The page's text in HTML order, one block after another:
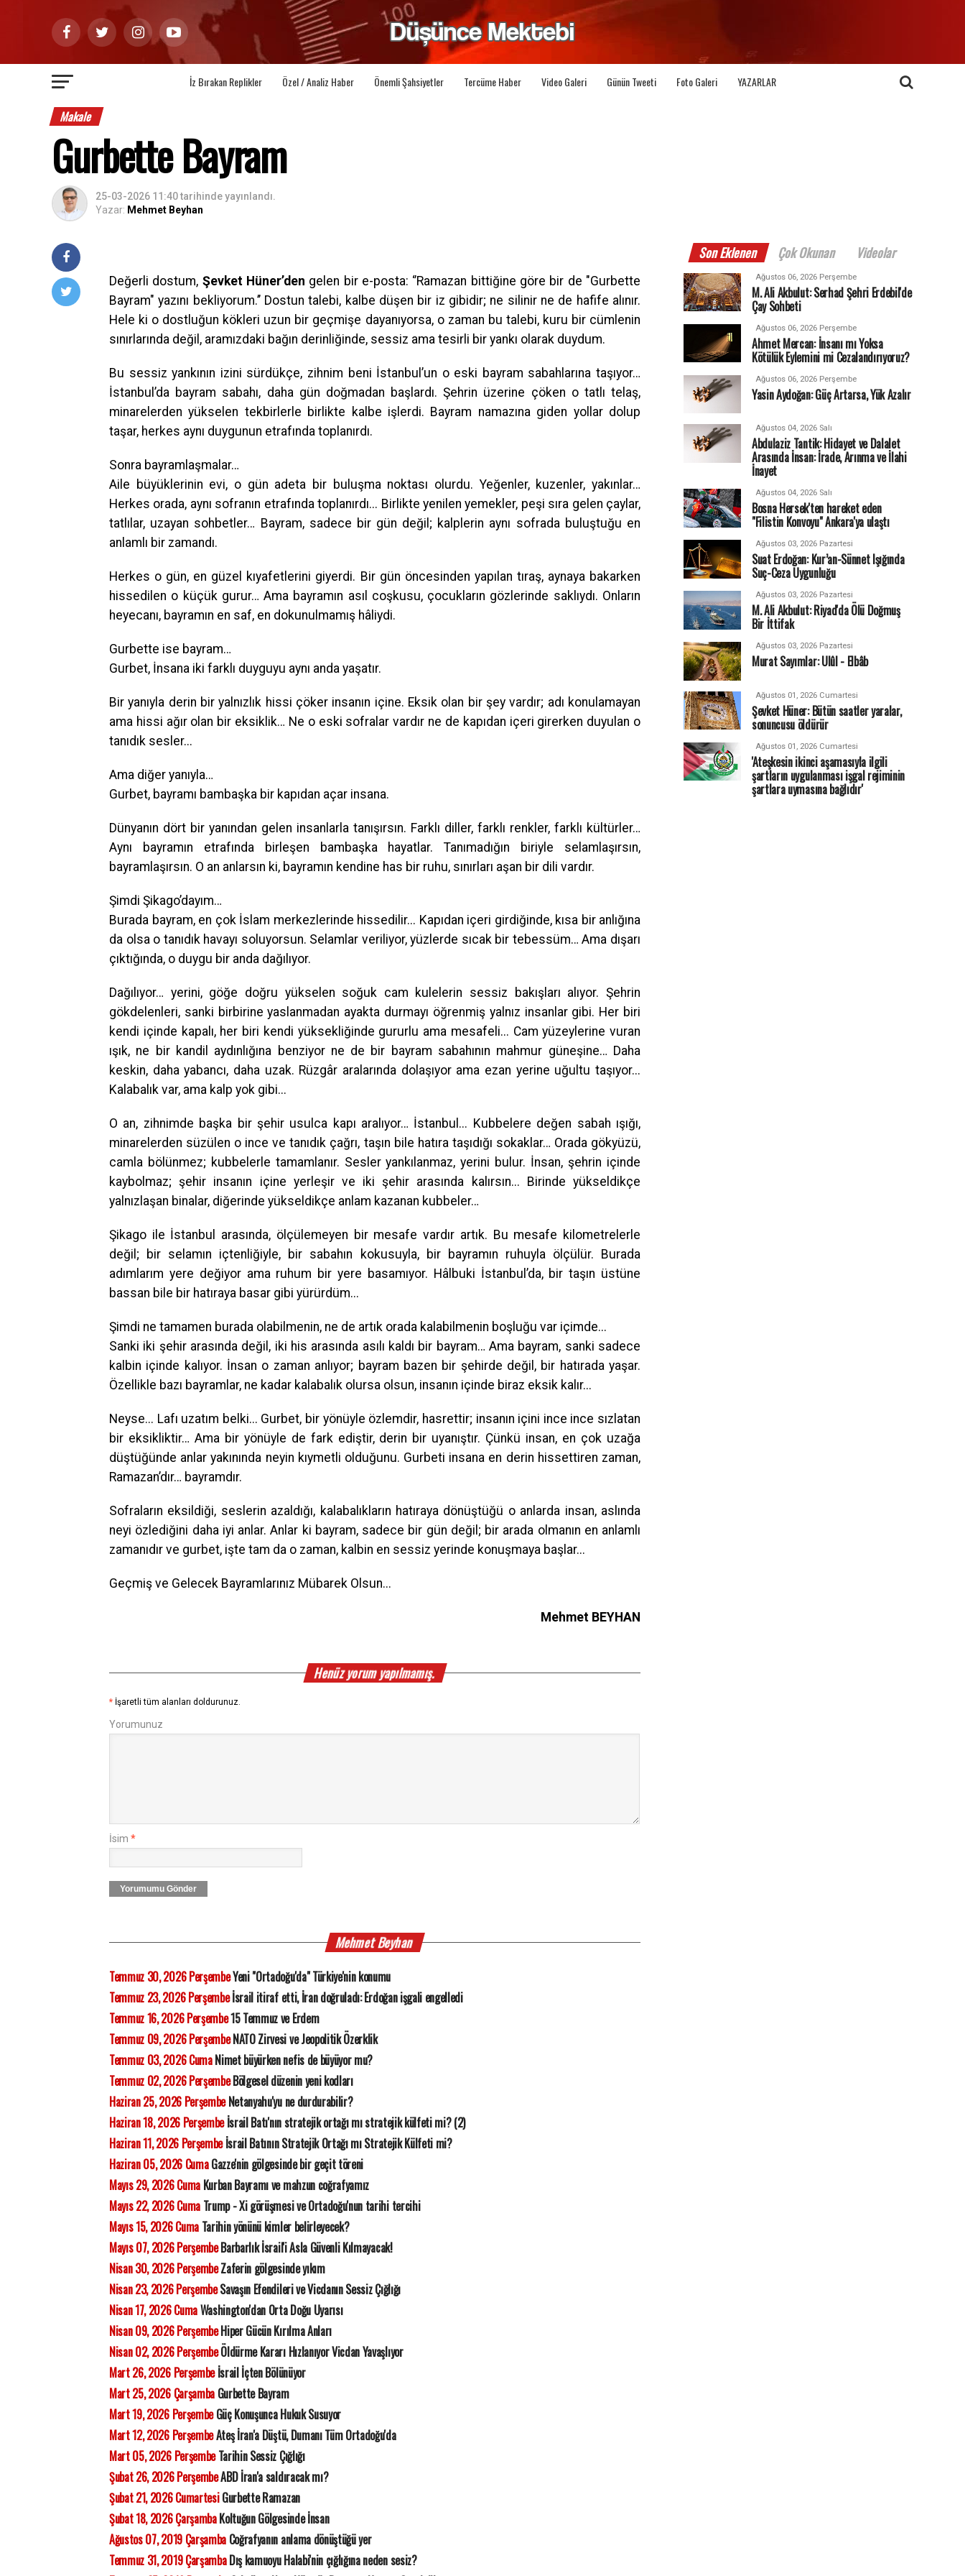
İz Bırakan Replikler Özel / Analiz Haber Önemli Şahsiyetler Tercüme Haber Video Galeri Günün Tweeti Foto Galeri YAZARLAR
Makale
Gurbette Bayram
25-03-2026 11:40tarihinde yayınlandı.
Yazar: Mehmet Beyhan
Değerli dostum, Şevket Hüner’den gelen bir e-posta: ‘’Ramazan bittiğine göre bir de "Gurbette
Bayram" yazını bekliyorum.’’ Dostun talebi, kalbe düşen bir iz gibidir; ne silinir ne de hafife alınır.
Hele ki o dostluğun kökleri uzun bir geçmişe dayanıyorsa, o zaman bu talebi, kuru bir cümlenin
sınırlarında değil, aramızdaki bağın derinliğinde, sessiz ama tesirli bir yankı olarak duydum.
Bu sessiz yankının izini sürdükçe, zihnim beni İstanbul’un o eski bayram sabahlarına taşıyor…
İstanbul’da bayram sabahı, daha gün doğmadan başlardı. Şehrin üzerine çöken o tatlı telaş,
minarelerden yükselen tekbirlerle birlikte kalbe işlerdi. Bayram namazına giden yollar dolup
taşar, herkes aynı duygunun etrafında toplanırdı.
Sonra bayramlaşmalar…
Aile büyüklerinin evi, o gün adeta bir buluşma noktası olurdu. Yeğenler, kuzenler, yakınlar…
Herkes orada, aynı sofranın etrafında toplanırdı... Birlikte yenilen yemekler, peşi sıra gelen çaylar,
tatlılar, uzayan sohbetler… Bayram, sadece bir gün değil; kalplerin aynı sofrada buluştuğu en
anlamlı bir zamandı.
Herkes o gün, en güzel kıyafetlerini giyerdi. Bir gün öncesinden yapılan tıraş, aynaya bakarken
hissedilen o küçük gurur… Ama bayramın asıl coşkusu, çocukların gözlerinde saklıydı. Onların
heyecanı, bayramın en saf, en dokunulmamış hâliydi.
Gurbette ise bayram…
Gurbet, İnsana iki farklı duyguyu aynı anda yaşatır.
Bir yanıyla derin bir yalnızlık hissi çöker insanın içine. Eksik olan bir şey vardır; adı konulamayan
ama hissi ağır olan bir eksiklik… Ne o eski sofralar vardır ne de kapıdan içeri girerken duyulan o
tanıdık sesler...
Ama diğer yanıyla…
Gurbet, bayramı bambaşka bir kapıdan açar insana.
Dünyanın dört bir yanından gelen insanlarla tanışırsın. Farklı diller, farklı renkler, farklı kültürler…
Aynı bayramın etrafında birleşen bambaşka hayatlar. Tanımadığın biriyle selamlaşırsın,
bayramlaşırsın. O an anlarsın ki, bayramın kendine has bir ruhu, sınırları aşan bir dili vardır.
Şimdi Şikago’dayım…
Burada bayram, en çok İslam merkezlerinde hissedilir... Kapıdan içeri girdiğinde, kısa bir anlığına
da olsa o tanıdık havayı soluyorsun. Selamlar veriliyor, yüzlerde sıcak bir tebessüm… Ama dışarı
çıktığında, o duygu bir anda dağılıyor.
Dağılıyor… yerini, göğe doğru yükselen soğuk cam kulelerin sessiz bakışları alıyor. Şehrin
gökdelenleri, sanki birbirine yaslanmadan ayakta durmayı öğrenmiş yalnız insanlar gibi. Her biri
kendi içinde kapalı, her biri kendi yüksekliğinde gururlu ama mesafeli... Cam yüzeylerine vuran
ışık, ne bir kandil aydınlığına benziyor ne de bir bayram sabahının mahmur güneşine… Daha
keskin, daha yabancı, daha uzak. Rüzgâr aralarında dolaşıyor ama ezan yerine uğultu taşıyor...
Kalabalık var, ama kalp yok gibi...
O an, zihnimde başka bir şehir usulca kapı aralıyor… İstanbul... Kubbelere değen sabah ışığı,
minarelerden süzülen o ince ve tanıdık çağrı, taşın bile hatıra taşıdığı sokaklar… Orada gökyüzü,
camla bölünmez; kubbelerle tamamlanır. Sesler yankılanmaz, yerini bulur. İnsan, şehrin içinde
kaybolmaz; şehir insanın içine yerleşir ve iki şehir arasında kalırsın... Birinde yükseldikçe
yalnızlaşan binalar, diğerinde yükseldikçe anlam kazanan kubbeler…
Şikago ile İstanbul arasında, ölçülemeyen bir mesafe vardır artık. Bu mesafe kilometrelerle
değil; bir selamın içtenliğiyle, bir sabahın kokusuyla, bir bayramın ruhuyla ölçülür. Burada
adımlarım yere değiyor ama ruhum bir yere basamıyor. Hâlbuki İstanbul’da, bir taşın üstüne
bassan bile bir hatıraya basar gibi yürürdüm...
Şimdi ne tamamen burada olabilmenin, ne de artık orada kalabilmenin boşluğu var içimde...
Sanki iki şehir arasında değil, iki his arasında asılı kaldı bir bayram… Ama bayram, sanki sadece
kalbin içinde kalıyor. İnsan o zaman anlıyor; bayram bazen bir şehirde değil, bir hatırada yaşar.
Özellikle bazı bayramlar, ne kadar kalabalık olursa olsun, insanın içinde biraz eksik kalır...
Neyse... Lafı uzatım belki... Gurbet, bir yönüyle özlemdir, hasrettir; insanın içini ince ince sızlatan
bir eksikliktir… Ama bir yönüyle de fark ediştir, derin bir uyanıştır. Çünkü insan, en çok uzağa
düştüğünde anlar yakınında neyin kıymetli olduğunu. Gurbeti insana en derin hissettiren zaman,
Ramazan’dır… bayramdır.
Sofraların eksildiği, seslerin azaldığı, kalabalıkların hatıraya dönüştüğü o anlarda insan, aslında
neyi özlediğini daha iyi anlar. Anlar ki bayram, sadece bir gün değil; bir arada olmanın en anlamlı
zamanıdır ve gurbet, işte tam da o zaman, kalbin en sessiz yerinde konuşmaya başlar...
Geçmiş ve Gelecek Bayramlarınız Mübarek Olsun...
Mehmet BEYHAN
Henüz yorum yapılmamış.
* İşaretli tüm alanları doldurunuz.
Yorumunuz
İsim *
Yorumumu Gönder
Mehmet Beyhan
Temmuz 30, 2026 PerşembeYeni "Ortadoğu'da" Türkiye'nin konumu
Temmuz 23, 2026 Perşembeİsrail itiraf etti, İran doğruladı: Erdoğan işgali engelledi
Temmuz 16, 2026 Perşembe15 Temmuz ve Erdem
Temmuz 09, 2026 PerşembeNATO Zirvesi ve Jeopolitik Özerklik
Temmuz 03, 2026 CumaNimet büyürken nefis de büyüyor mu?
Temmuz 02, 2026 PerşembeBölgesel düzenin yeni kodları
Haziran 25, 2026 PerşembeNetanyahu'yu ne durdurabilir?
Haziran 18, 2026 Perşembeİsrail Batı'nın stratejik ortağı mı stratejik külfeti mi? (2)
Haziran 11, 2026 Perşembeİsrail Batının Stratejik Ortağı mı Stratejik Külfeti mi?
Haziran 05, 2026 CumaGazze'nin gölgesinde bir geçit töreni
Mayıs 29, 2026 CumaKurban Bayramı ve mahzun coğrafyamız
Mayıs 22, 2026 CumaTrump - Xi görüşmesi ve Ortadoğu'nun tarihi tercihi
Mayıs 15, 2026 CumaTarihin yönünü kimler belirleyecek?
Mayıs 07, 2026 PerşembeBarbarlık İsrail'i Asla Güvenli Kılmayacak!
Nisan 30, 2026 PerşembeZaferin gölgesinde yıkım
Nisan 23, 2026 PerşembeSavaşın Efendileri ve Vicdanın Sessiz Çığlığı
Nisan 17, 2026 CumaWashington'dan Orta Doğu Uyarısı
Nisan 09, 2026 PerşembeHiper Gücün Kırılma Anları
Nisan 02, 2026 PerşembeÖldürme Kararı Hızlanıyor Vicdan Yavaşlıyor
Mart 26, 2026 Perşembeİsrail İçten Bölünüyor
Mart 25, 2026 ÇarşambaGurbette Bayram
Mart 19, 2026 PerşembeGüç Konuşunca Hukuk Susuyor
Mart 12, 2026 PerşembeAteş İran'a Düştü, Dumanı Tüm Ortadoğu'da
Mart 05, 2026 PerşembeTarihin Sessiz Çığlığı
Şubat 26, 2026 PerşembeABD İran'a saldıracak mı?
Şubat 21, 2026 CumartesiGurbette Ramazan
Şubat 18, 2026 ÇarşambaKoltuğun Gölgesinde İnsan
Ağustos 07, 2019 Çarşamba Coğrafyanın anlama dönüştüğü yer
Temmuz 31, 2019 ÇarşambaDış kamuoyu Halabi'nin çığlığına neden sesiz?
Son Eklenen Çok Okunan Videolar
Ağustos 06, 2026 Perşembe
M. Ali Akbulut: Serhad Şehri Erdebil'de
Çay Sohbeti
Ağustos 06, 2026 Perşembe
Ahmet Mercan: İnsanı mı Yoksa
Kötülük Eylemini mi Cezalandırıyoruz?
Ağustos 06, 2026 Perşembe
Yasin Aydoğan: Güç Artarsa, Yük Azalır
Ağustos 04, 2026 Salı
Abdulaziz Tantik: Hidayet ve Dalalet
Arasında İnsan: İrade, Arınma ve İlahi
İnayet
Ağustos 04, 2026 Salı
Bosna Hersek'ten hareket eden
"Filistin Konvoyu" Ankara'ya ulaştı
Ağustos 03, 2026 Pazartesi
Suat Erdoğan: Kur’an-Sünnet Işığında
Suç-Ceza Uygunluğu
Ağustos 03, 2026 Pazartesi
M. Ali Akbulut: Riyad'da Ölü Doğmuş
Bir İttifak
Ağustos 03, 2026 Pazartesi
Murat Sayımlar: Ulûl - Elbâb
Ağustos 01, 2026 Cumartesi
Şevket Hüner: Bütün saatler yaralar,
sonuncusu öldürür
Ağustos 01, 2026 Cumartesi
'Ateşkesin ikinci aşamasıyla ilgili
şartların uygulanması işgal rejiminin
şartlara uymasına bağlıdır'